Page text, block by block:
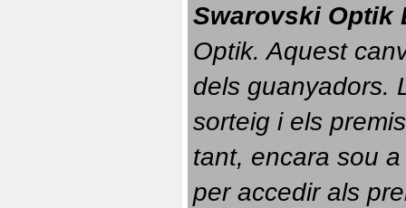
Swarovski Optik
Optik. Aquest
dels guanyadors.
sorteig i els
tant, encara sou
per accedir als